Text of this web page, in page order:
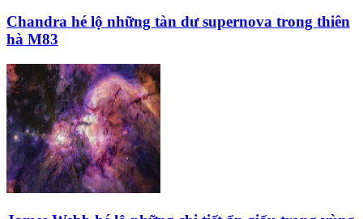
Chandra hé lộ những tàn dư supernova trong thiên
hà M83